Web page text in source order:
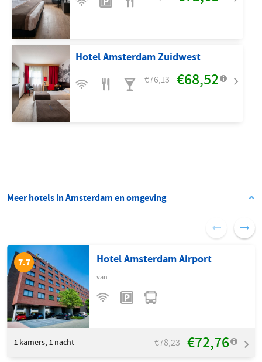
Hotel Amsterdam Zuidwest
€76,13 €68,52
Meer hotels in Amsterdam en omgeving
7.7 Hotel Amsterdam Airport
van
1 kamers, 1 nacht €78,23 €72,76